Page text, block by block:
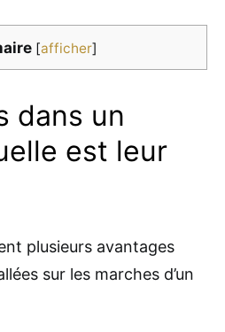
[afficher]
dans un
est leur
plusieurs avantages
sur les marches d’un